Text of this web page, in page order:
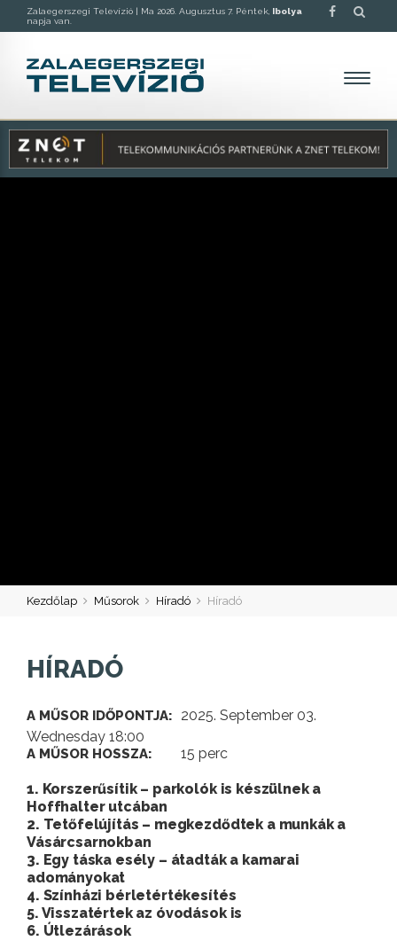
Zalaegerszegi Televízió | Ma 2026. Augusztus 7. Péntek, Ibolya
napja van.
Kezdőlap Műsorok Híradó Híradó
HÍRADÓ
A MŰSOR IDŐPONTJA:
2025. September 03.
Wednesday 18:00
A MŰSOR HOSSZA: 15 perc
1. Korszerűsítik – parkolók is készülnek a
Hoffhalter utcában
2. Tetőfelújítás – megkezdődtek a munkák a
Vásárcsarnokban
3. Egy táska esély – átadták a kamarai
adományokat
4. Színházi bérletértékesítés
5. Visszatértek az óvodások is
6. Útlezárások